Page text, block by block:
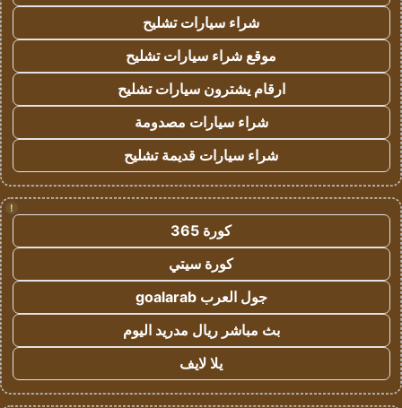
شراء سيارات تشليح
موقع شراء سيارات تشليح
ارقام يشترون سيارات تشليح
شراء سيارات مصدومة
شراء سيارات قديمة تشليح
!
كورة 365
كورة سيتي
جول العرب goalarab
بث مباشر ريال مدريد اليوم
يلا لايف